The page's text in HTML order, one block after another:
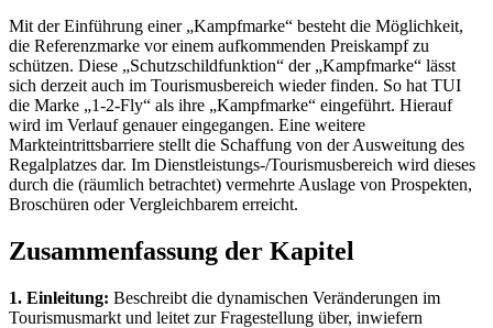
Mit der Einführung einer „Kampfmarke“ besteht die Möglichkeit,
die Referenzmarke vor einem aufkommenden Preiskampf zu
schützen. Diese „Schutzschildfunktion“ der „Kampfmarke“ lässt
sich derzeit auch im Tourismusbereich wieder finden. So hat TUI
die Marke „1-2-Fly“ als ihre „Kampfmarke“ eingeführt. Hierauf
wird im Verlauf genauer eingegangen. Eine weitere
Markteintrittsbarriere stellt die Schaffung von der Ausweitung des
Regalplatzes dar. Im Dienstleistungs-/Tourismusbereich wird dieses
durch die (räumlich betrachtet) vermehrte Auslage von Prospekten,
Broschüren oder Vergleichbarem erreicht.
Zusammenfassung der Kapitel
1. Einleitung: Beschreibt die dynamischen Veränderungen im
Tourismusmarkt und leitet zur Fragestellung über, inwiefern